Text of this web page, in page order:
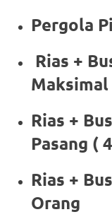
Pergola
Rias +
Rias +
Pasang (
Rias +
Orang